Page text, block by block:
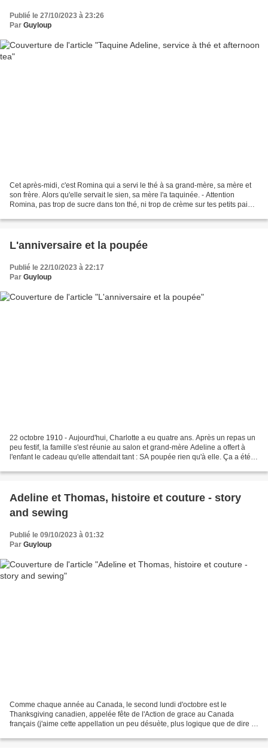
Publié le 27/10/2023 à 23:26
Par Guyloup
Cet après-midi, c'est Romina qui a servi le thé à sa grand-mère, sa mère et
son frère. Alors qu'elle servait le sien, sa mère l'a taquinée. - Attention
Romina, pas trop de sucre dans ton thé, ni trop de crème sur tes petits pains,
L'anniversaire et la poupée
Publié le 22/10/2023 à 22:17
Par Guyloup
22 octobre 1910 - Aujourd'hui, Charlotte a eu quatre ans. Après un repas un
peu festif, la famille s'est réunie au salon et grand-mère Adeline a offert à
l'enfant le cadeau qu'elle attendait tant : SA poupée rien qu'à elle. Ça a été le
Adeline et Thomas, histoire et couture - story
and sewing
Publié le 09/10/2023 à 01:32
Par Guyloup
Comme chaque année au Canada, le second lundi d'octobre est le
Thanksgiving canadien, appelée fête de l'Action de grace au Canada
français (j'aime cette appellation un peu désuète, plus logique que de dire le